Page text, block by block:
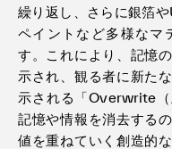
繰り返し、さらに銀箔
ペイントなど多様なマ
す。これにより、記憶
示され、観る者に新た
示される「Overwrite
記憶や情報を消去する
値を重ねていく創造的